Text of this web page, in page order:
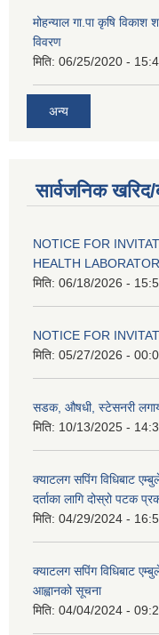
मोहन्याल गा.पा कृषि
विवरण
मिति: 06/25/2020 -
अन्य
सार्वजनिक
NOTICE FOR
HEALTH
मिति: 06/18/2026 -
NOTICE FOR
मिति: 05/27/2026 -
सडक, औषधी, स्टेसनरी
मिति: 10/13/2025 -
क्याटलग सपिंग विधिबाट
दर्ताका लागि दोस्रो पटक
मिति: 04/29/2024 -
क्याटलग सपिंग विधिबाट
आह्वानको सूचना
मिति: 04/04/2024 -